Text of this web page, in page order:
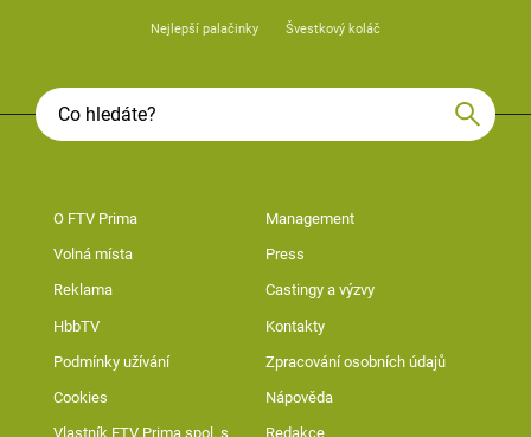
Nejlepší palačinky Švestkový koláč
O FTV Prima Management
Volná místa Press
Reklama Castingy a výzvy
HbbTV Kontakty
Podmínky užívání Zpracování osobních údajů
Cookies Nápověda
Vlastník FTV Prima spol. s Redakce